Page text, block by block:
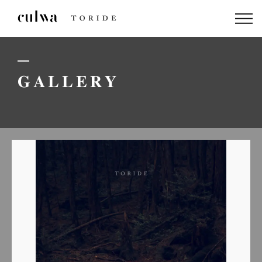
GALLERY
ABOUT US
PACKAGE
STAFF
GALLERY
BLOG
LINEでのお問い合わせはこちら